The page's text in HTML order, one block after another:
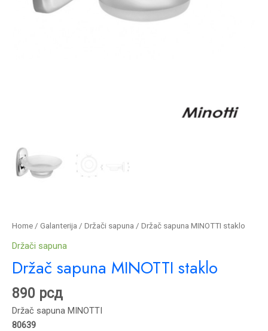
Home / Galanterija / Držači sapuna / Držač sapuna MINOTTI staklo
Držači sapuna
Držač sapuna MINOTTI staklo
890 рсд
Držač sapuna MINOTTI
80639